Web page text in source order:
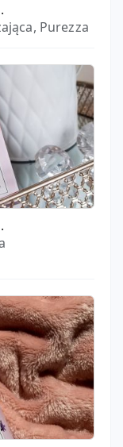
Purezza